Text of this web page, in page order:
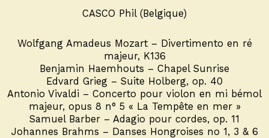
CASCO Phil (Belgique)
Wolfgang Amadeus Mozart – Divertimento en ré
majeur, K136
Benjamin Haemhouts – Chapel Sunrise
Edvard Grieg – Suite Holberg, op. 40
Antonio Vivaldi – Concerto pour violon en mi bémol
majeur, opus 8 n° 5 « La Tempête en mer »
Samuel Barber – Adagio pour cordes, op. 11
Johannes Brahms – Danses Hongroises no 1, 3 & 6